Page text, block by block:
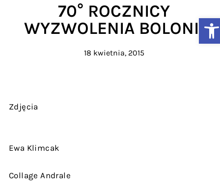
70° ROCZNICY
WYZWOLENIA BOLONII
18 kwietnia, 2015
Zdjęcia
Ewa Klimcak
Collage Andrale